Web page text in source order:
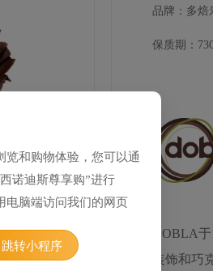
力
品牌：多焙
保质期：
DOBLA
装饰和
览和购物体验，您可以通
诺迪斯尊享购”进行
电脑端访问我们的网页
跳转小程序